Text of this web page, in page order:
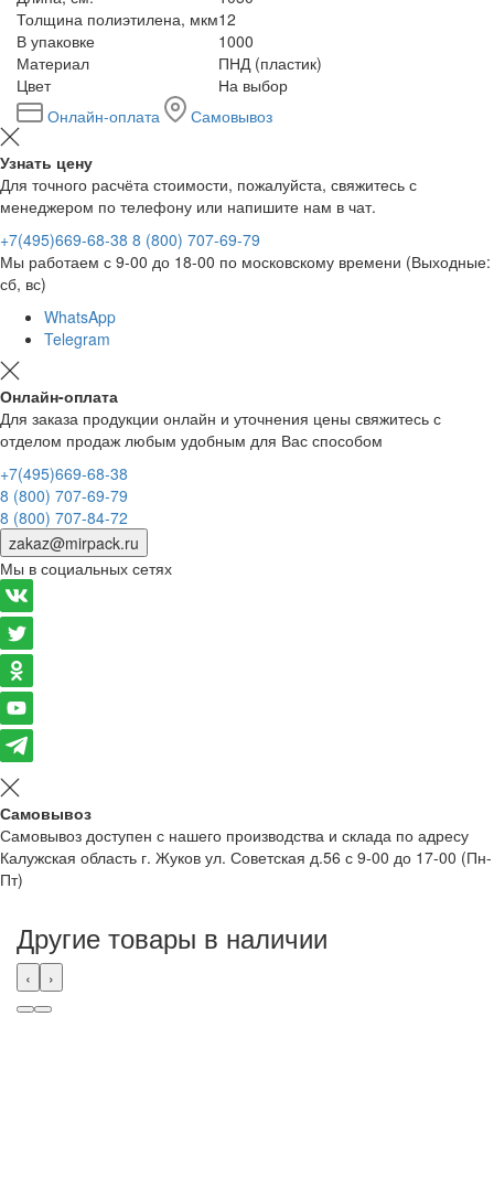
Толщина полиэтилена, мкм12
В упаковке
1000
Материал
ПНД (пластик)
Цвет
На выбор
Онлайн-оплата
Самовывоз
Узнать цену
Для точного расчёта стоимости, пожалуйста, свяжитесь с
менеджером по телефону или напишите нам в чат.
+7(495)669-68-38 8 (800) 707-69-79
Мы работаем с 9-00 до 18-00 по московскому времени (Выходные:
сб, вс)
WhatsApp
Telegram
Онлайн-оплата
Для заказа продукции онлайн и уточнения цены свяжитесь с
отделом продаж любым удобным для Вас способом
+7(495)669-68-38
8 (800) 707-69-79
8 (800) 707-84-72
zakaz@mirpack.ru
Мы в социальных сетях
Самовывоз
Самовывоз доступен с нашего производства и склада по адресу
Калужская область г. Жуков ул. Советская д.56 с 9-00 до 17-00 (Пн-
Пт)
Другие товары в наличии
‹ ›